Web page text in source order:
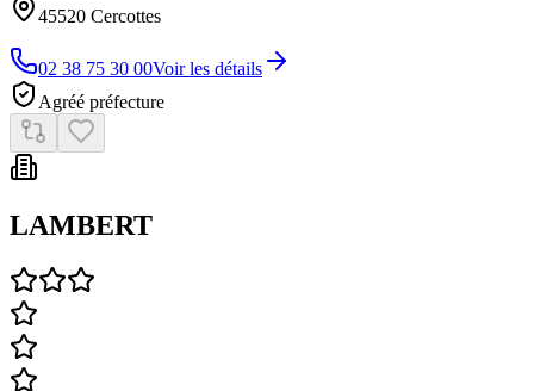
45520 Cercottes
02 38 75 30 00Voir les détails
Agréé préfecture
LAMBERT